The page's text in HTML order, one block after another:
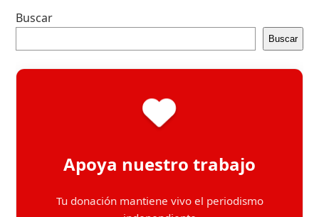
Buscar
Buscar
Apoya nuestro trabajo
Tu donación mantiene vivo el periodismo